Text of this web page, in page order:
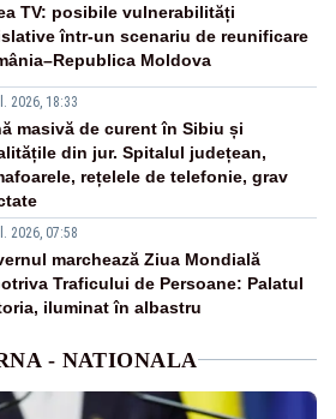
TV: posibile vulnerabilități
într-un scenariu de reunificare
Moldova
2026, 18:33
masivă de curent în Sibiu și
din jur. Spitalul județean,
rețelele de telefonie, grav
2026, 07:58
marchează Ziua Mondială
Traficului de Persoane: Palatul
iluminat în albastru
- NATIONALA